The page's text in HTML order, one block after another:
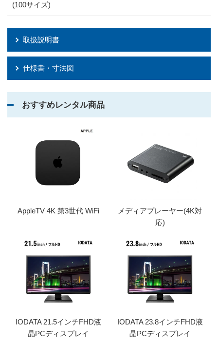
(100サイズ)
取扱説明書
仕様書・寸法図
おすすめレンタル商品
AppleTV 4K 第3世代 WiFi
メディアプレーヤー(4K対
応)
IODATA 21.5インチFHD液
晶PCディスプレイ
IODATA 23.8インチFHD液
晶PCディスプレイ